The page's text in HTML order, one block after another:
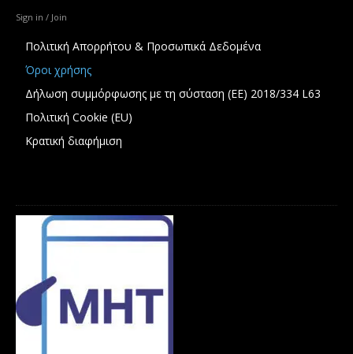
Sign in / Join
Πολιτική Απορρήτου & Προσωπικά Δεδομένα
Όροι χρήσης
Δήλωση συμμόρφωσης με τη σύσταση (ΕΕ) 2018/334 L63
Πολιτική Cookie (EU)
Κρατική διαφήμιση